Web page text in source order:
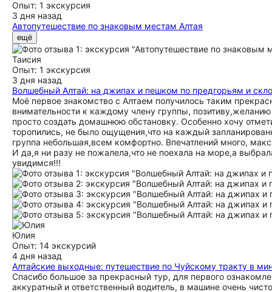
Опыт: 1 экскурсия
3 дня назад
Автопутешествие по знаковым местам Алтая
Замечательное путешествие! Кроме красот Алтайской
(страховки, договор, решение любых задач), очень
ещё
Таисия
Опыт: 1 экскурсия
3 дня назад
Волшебный Алтай: на джипах и пешком по предгорьям и
Моё первое знакомство с Алтаем получилось таким
внимательности к каждому члену группы,
просто создать домашнюю обстановку. Особенно хочу
торопились, не было ощущения,что на каждый
группа небольшая,всем комфортно. Впечатлений много,
И да,я ни разу не пожалела,что не поехала на море,а
увидимся!!!
Юлия
Опыт: 14 экскурсий
4 дня назад
Алтайские выходные: путешествие по Чуйскому тракту в
Спасибо большое за прекрасный тур, для первого
аккуратный и ответственный водитель, в машине очень